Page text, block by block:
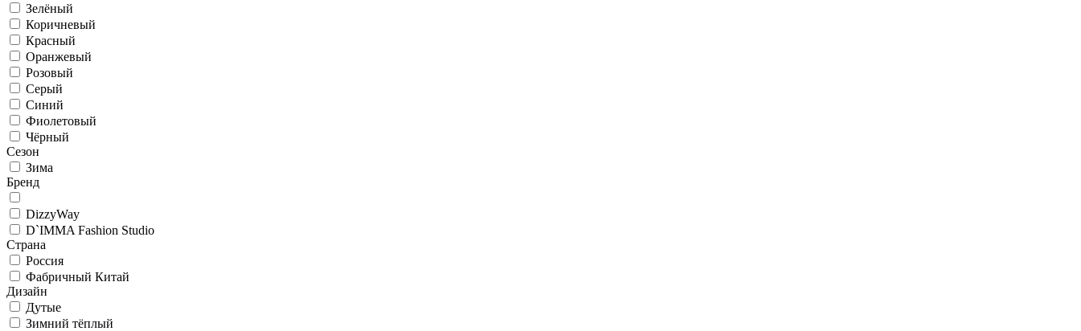
Зелёный
Коричневый
Красный
Оранжевый
Розовый
Серый
Синий
Фиолетовый
Чёрный
Сезон
Зима
Бренд
DizzyWay
D`IMMA Fashion Studio
Страна
Россия
Фабричный Китай
Дизайн
Дутые
Зимний тёплый